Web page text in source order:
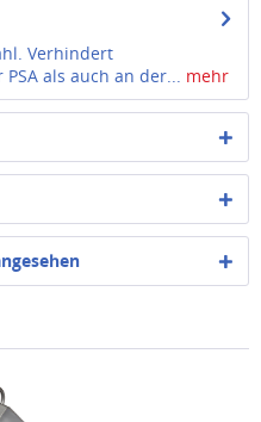
Verhindert
als auch an der... mehr